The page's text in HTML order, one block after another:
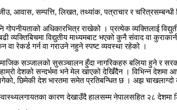
, आवास,सम्पत्ति,लिखत,तथ्यांक,पत्राचार र
गोपनीयताको अधिकारभित्र राखेको । प्रत्येक व्यक्तिलाई
विद्युतीय माध्यमबाट भएको कुनै संवाद वा
रेकर्ड गर्न वा गराउने नहुने स्पष्ट व्यवस्था रहेको ।
सञ्जालको सुसञ्चालन हुँदा नागरिकहरु बलिया हुने र
देशको सन्दर्भमा भने मेल खाएको देखिँदैन । विभिन्न
,छिमेकी देश भारतमा समेत प्रतिबन्धित छ । अझ
कारण देखाउँदै हालसम्म नेपालसहित २८